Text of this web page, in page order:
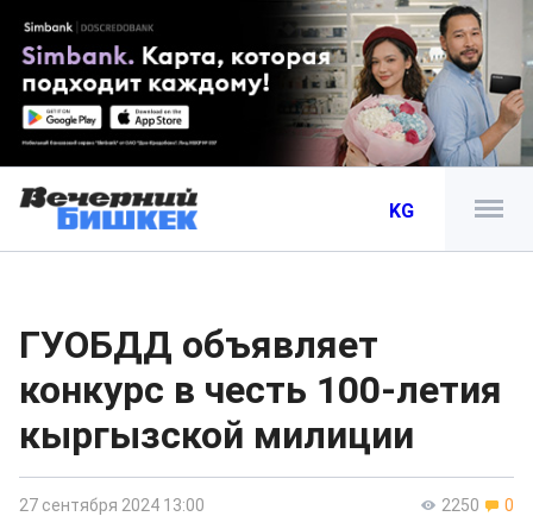
KG
ГУОБДД объявляет
конкурс в честь 100-летия
кыргызской милиции
2250 0
27 сентября 2024 13:00